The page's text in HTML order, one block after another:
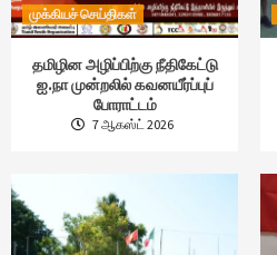
முக்கியச் செய்திகள்
தமிழின அழிப்பிற்கு நீதிகேட்டு
ஐ.நா முன்றலில் கவனயீர்ப்புப்
போராட்டம்
7 ஆகஸ்ட் 2026